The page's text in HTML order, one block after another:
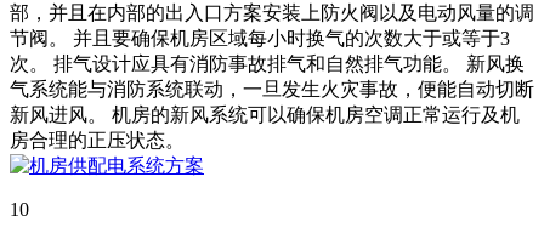
部，并且在内部的出入口方案安装上防火阀以及电动风量的调
节阀。 并且要确保机房区域每小时换气的次数大于或等于3
次。 排气设计应具有消防事故排气和自然排气功能。 新风换
气系统能与消防系统联动，一旦发生火灾事故，便能自动切断
新风进风。 机房的新风系统可以确保机房空调正常运行及机
房合理的正压状态。
10